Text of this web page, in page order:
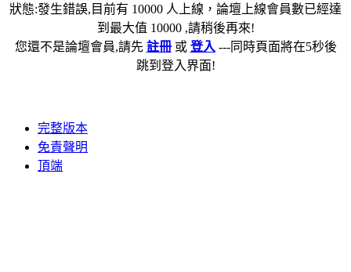
狀態:發生錯誤,目前有 10000 人上線，論壇上線會員數已經達
到最大值 10000 ,請稍後再來!
您還不是論壇會員,請先 註冊或 登入 ---同時頁面將在5秒後
跳到登入界面!
完整版本
免責聲明
頂端